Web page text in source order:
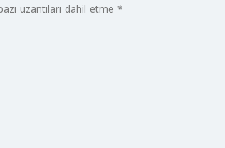
* Son yenilenen alan adlarını ve bazı uzantıları dahil etme